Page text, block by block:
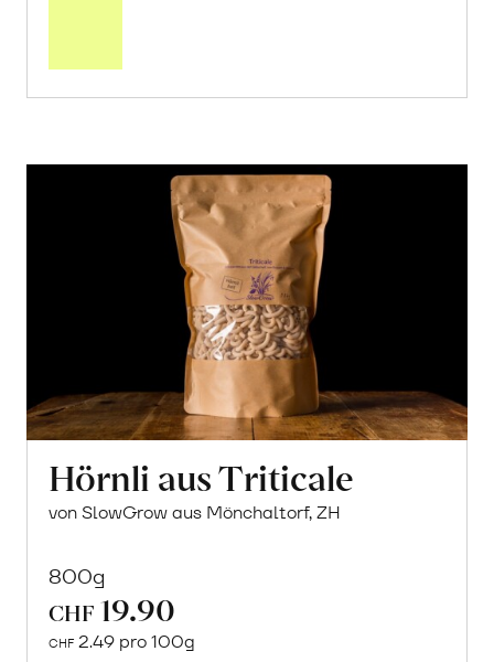
Hörnli aus Triticale
von SlowGrow aus Mönchaltorf, ZH
800g
CHF 19.90
CHF 2.49 pro 100g